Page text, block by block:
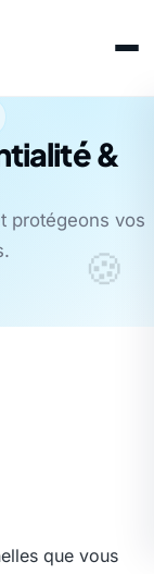
🍪
&
protégeons vos
que vous